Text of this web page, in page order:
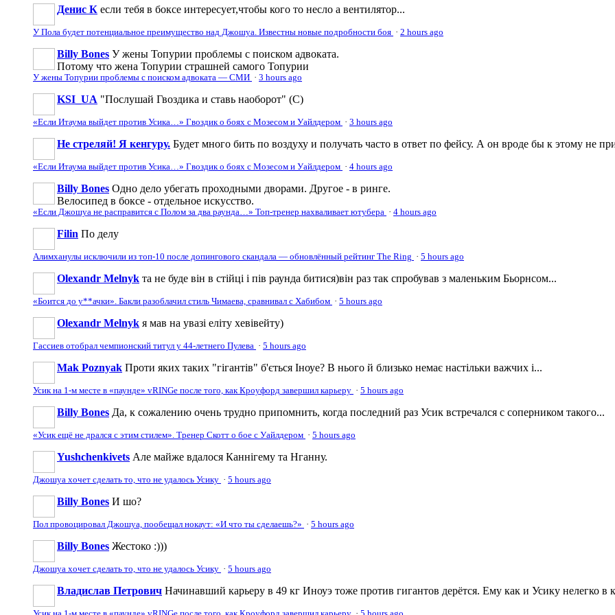
Денис К если тебя в боксе интересует,чтобы кого то несло а вентилятор...
У Пола будет потенциальное преимущество над Джошуа. Известны новые подробности боя · 2 hours ago
Billy Bones У жены Топурии проблемы с поиском адвоката.
Потому что жена Топурии страшней самого Топурии
У жены Топурии проблемы с поиском адвоката — СМИ · 3 hours ago
KSI_UA "Послушай Гвоздика и ставь наоборот" (С)
«Если Итаума выйдет против Усика…» Гвоздик о боях с Мозесом и Уайлдером · 3 hours ago
Не стреляй! Я кенгуру. Будет много бить по воздуху и получать часто в ответ по фейсу. А он вроде бы к этому не
«Если Итаума выйдет против Усика…» Гвоздик о боях с Мозесом и Уайлдером · 4 hours ago
Billy Bones Одно дело убегать проходными дворами. Другое - в ринге.
Велосипед в боксе - отдельное искусство.
«Если Джошуа не расправится с Полом за два раунда…» Топ-тренер нахваливает ютубера · 4 hours ago
Filin По делу
Алимханулы исключили из топ-10 после допингового скандала — обновлённый рейтинг The Ring · 5 hours ago
Olexandr Melnyk та не буде він в стійці і пів раунда битися)він раз так спробував з маленьким Бьорнсом...
«Боится до у**ачки». Бакли разоблачил стиль Чимаева, сравнивал с Хабибом · 5 hours ago
Olexandr Melnyk я мав на увазі еліту хевівейту)
Гассиев отобрал чемпионский титул у 44-летнего Пулева · 5 hours ago
Mak Poznyak Проти яких таких "гігантів" б'ється Іноуе? В нього й близько немає настільки важчих і...
Усик на 1-м месте в «паунде» vRINGe после того, как Кроуфорд завершил карьеру · 5 hours ago
Billy Bones Да, к сожалению очень трудно припомнить, когда последний раз Усик встречался с соперником такого...
«Усик ещё не дрался с этим стилем». Тренер Скотт о бое с Уайлдером · 5 hours ago
Yushchenkivets Але майже вдалося Каннігему та Нганну.
Джошуа хочет сделать то, что не удалось Усику · 5 hours ago
Billy Bones И шо?
Пол провоцировал Джошуа, пообещал нокаут: «И что ты сделаешь?» · 5 hours ago
Billy Bones Жестоко :)))
Джошуа хочет сделать то, что не удалось Усику · 5 hours ago
Владислав Петрович Начинавший карьеру в 49 кг Иноуэ тоже против гигантов дерётся. Ему как и Усику нелегко в